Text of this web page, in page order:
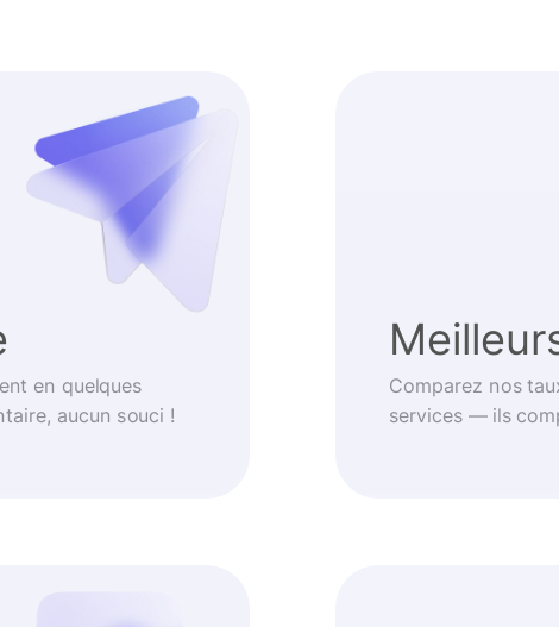
en quelques
aucun souci !
Comparez nos
services — ils